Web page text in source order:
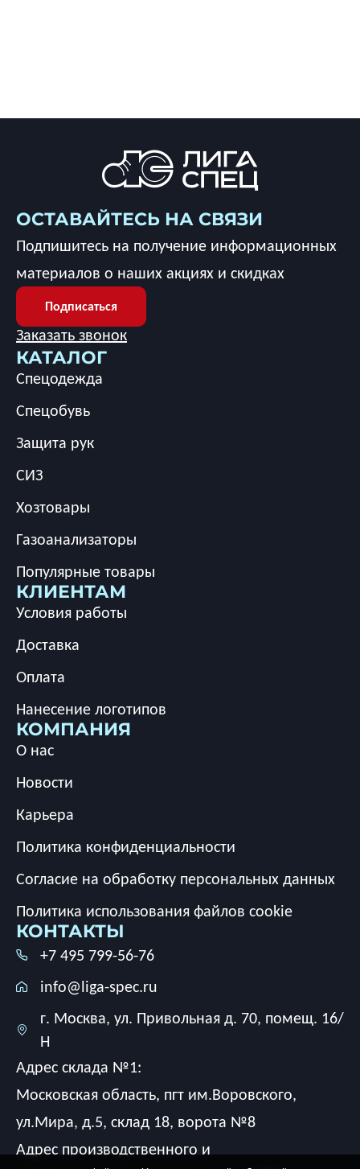
КАТАЛОГ
Спецодежда
Спецобувь
Защита рук
СИЗ
Хозтовары
Газоанализаторы
Популярные товары
КЛИЕНТАМ
Условия работы
Доставка
Оплата
Нанесение логотипов
КОМПАНИЯ
О нас
Новости
Карьера
Политика конфиденциальности
Согласие на обработку персональных данных
Политика использования файлов cookie
КОНТАКТЫ
+7 495 799-56-76
info@liga-spec.ru
г. Москва, ул. Привольная д. 70, помещ. 16/
Н
Адрес склада №1:
Московская область, пгт им.Воровского,
ул.Мира, д.5, склад 18, ворота №8
Адрес производственного и
ОСТАВАЙТЕСЬ НА СВЯЗИ
Подпишитесь на получение информационных
материалов о наших акциях и скидках
Подписаться
Заказать звонок